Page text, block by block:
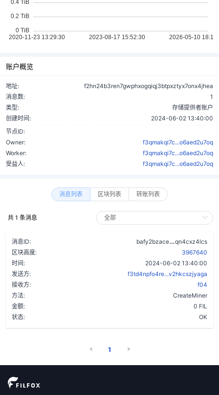
账户概览
地址:
f2hn24b3ren7gwphxogqiqj3btpxztyx7onx4jhea
消息数:
1
类型:
存储提供者账户
创建时间:
2024-06-02 13:40:00
节点ID:
Owner:
f3qmakqi7c...o6aed2u7oq
Worker:
f3qmakqi7c...o6aed2u7oq
受益人:
f3qmakqi7c...o6aed2u7oq
消息列表 区块列表 转账列表
共 1 条消息
消息ID: bafy2bzace
qn4cxz4lcs
区块高度:
3967640
时间:
2024-06-02 13:40:00
发送方:
f3td4npfo4re...v2hkcszjyaga
接收方:
f04
方法:
CreateMiner
金额:
0 FIL
状态:
OK
1